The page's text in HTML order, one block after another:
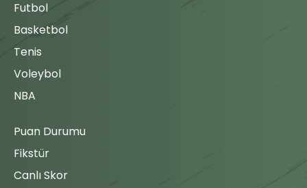
Futbol
Basketbol
Tenis
Voleybol
NBA
Puan Durumu
Fikstür
Canlı Skor